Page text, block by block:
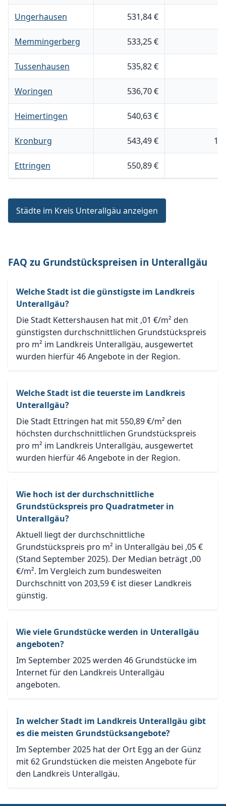
Ungerhausen 531,84 €
Memmingerberg 533,25 €
Tussenhausen 535,82 €
Woringen 536,70 €
Heimertingen 540,63 €
Kronburg 543,49 €
Ettringen 550,89 €
Städte im Kreis Unterallgäu anzeigen
FAQ zu Grundstückspreisen in Unterallgäu
Welche Stadt ist die günstigste im Landkreis
Unterallgäu?
Die Stadt Kettershausen hat mit ,01 €/m² den
günstigsten durchschnittlichen Grundstückspreis
pro m² im Landkreis Unterallgäu, ausgewertet
wurden hierfür 46 Angebote in der Region.
Welche Stadt ist die teuerste im Landkreis
Unterallgäu?
Die Stadt Ettringen hat mit 550,89 €/m² den
höchsten durchschnittlichen Grundstückspreis
pro m² im Landkreis Unterallgäu, ausgewertet
wurden hierfür 46 Angebote in der Region.
Wie hoch ist der durchschnittliche
Grundstückspreis pro Quadratmeter in
Unterallgäu?
Aktuell liegt der durchschnittliche
Grundstückspreis pro m² in Unterallgäu bei ,05 €
(Stand September 2025). Der Median beträgt ,00
€/m². Im Vergleich zum bundesweiten
Durchschnitt von 203,59 € ist dieser Landkreis
günstig.
Wie viele Grundstücke werden in Unterallgäu
angeboten?
Im September 2025 werden 46 Grundstücke im
Internet für den Landkreis Unterallgäu
angeboten.
In welcher Stadt im Landkreis Unterallgäu gibt
es die meisten Grundstücksangebote?
Im September 2025 hat der Ort Egg an der Günz
mit 62 Grundstücken die meisten Angebote für
den Landkreis Unterallgäu.